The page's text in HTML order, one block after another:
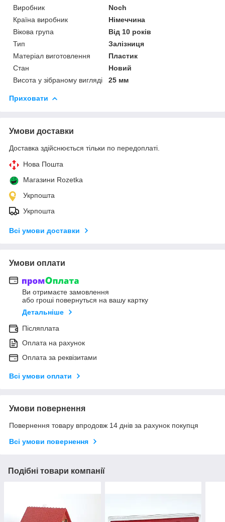
Виробник
Noch
Країна виробник
Німеччина
Вікова група
Від 10 років
Тип
Залізниця
Матеріал виготовлення
Пластик
Стан
Новий
Висота у зібраному вигляді
25 мм
Приховати
Умови доставки
Доставка здійснюється тільки по передоплаті.
Нова Пошта
Магазини Rozetka
Укрпошта
Укрпошта
Всі умови доставки
Умови оплати
Ви отримаєте замовлення
або гроші повернуться на вашу картку
Детальніше
Післяплата
Оплата на рахунок
Оплата за реквізитами
Всі умови оплати
Умови повернення
Повернення товару впродовж 14 днів за рахунок покупця
Всі умови повернення
Подібні товари компанії